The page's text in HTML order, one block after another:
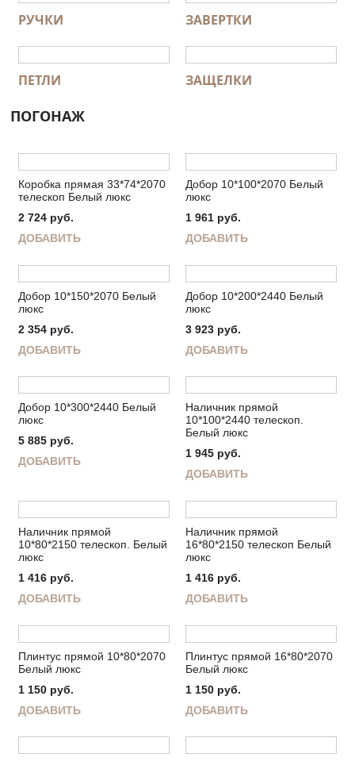
РУЧКИ ЗАВЕРТКИ
ПЕТЛИ ЗАЩЕЛКИ
ПОГОНАЖ
Коробка прямая 33*74*2070
телескоп Белый люкс
2 724 руб.
ДОБАВИТЬ
Добор 10*100*2070 Белый
люкс
1 961 руб.
ДОБАВИТЬ
Добор 10*150*2070 Белый
люкс
2 354 руб.
ДОБАВИТЬ
Добор 10*200*2440 Белый
люкс
3 923 руб.
ДОБАВИТЬ
Добор 10*300*2440 Белый
люкс
5 885 руб.
ДОБАВИТЬ
Наличник прямой
10*100*2440 телескоп.
Белый люкс
1 945 руб.
ДОБАВИТЬ
Наличник прямой
10*80*2150 телескоп. Белый
люкс
1 416 руб.
ДОБАВИТЬ
Наличник прямой
16*80*2150 телескоп Белый
люкс
1 416 руб.
ДОБАВИТЬ
Плинтус прямой 10*80*2070
Белый люкс
1 150 руб.
ДОБАВИТЬ
Плинтус прямой 16*80*2070
Белый люкс
1 150 руб.
ДОБАВИТЬ